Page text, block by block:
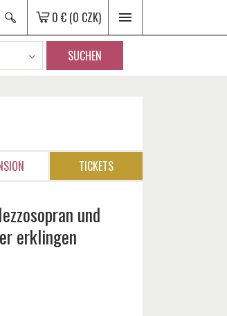
0 € (0 CZK)
SUCHEN
TICKETS
und
erklingen